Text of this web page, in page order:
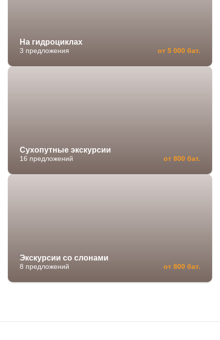
На гидроциклах
3 предложения от 5 000 бат.
Сухопутные экскурсии
16 предложений от 800 бат.
Экскурсии со слонами
8 предложений от 800 бат.